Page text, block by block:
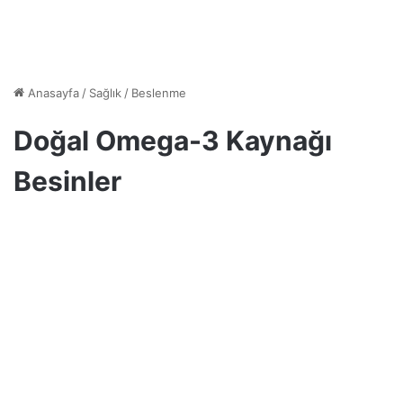
Anasayfa/ Sağlık/ Beslenme
Doğal Omega-3 Kaynağı
Besinler